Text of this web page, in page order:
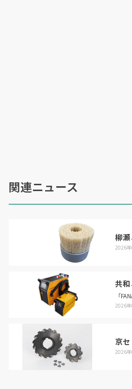
関連ニュース
柳
2026
共
「
2026
京
2026